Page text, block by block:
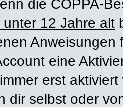
die COPPA-
unter 12 Jahre alt
eine
erst
dir selbst oder